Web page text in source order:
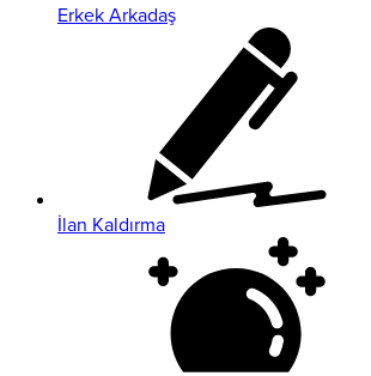
Erkek Arkadaş
İlan Kaldırma